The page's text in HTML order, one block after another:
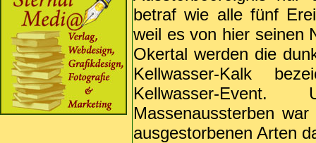
betraf wie alle fünf
weil es von hier seinen
Okertal werden die
Kellwasser-Kalk
Kellwasser-
Massenaussterben
ausgestorbenen Arten